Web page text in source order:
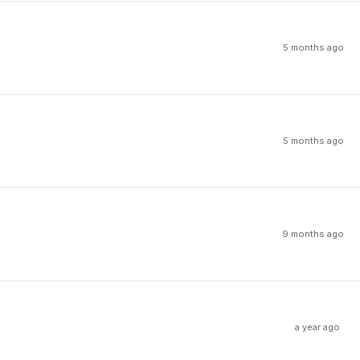
5 months ago
5 months ago
9 months ago
a year ago